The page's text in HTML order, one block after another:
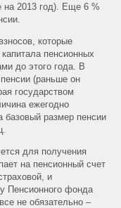
на 2013 год). Еще 6 %
которые
пенсионных
до этого года. В
(раньше он
государством
ежегодно
базовый размер пенсии
для получения
на пенсионный счет
и
Пенсионного фонда
не обязательно –